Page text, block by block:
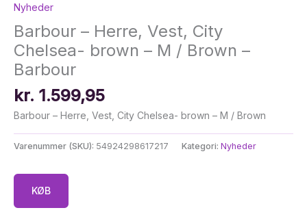
Nyheder
Barbour – Herre, Vest, City
Chelsea- brown – M / Brown –
Barbour
kr. 1.599,95
Barbour – Herre, Vest, City Chelsea- brown – M / Brown
Varenummer (SKU): 54924298617217 Kategori: Nyheder
KØB